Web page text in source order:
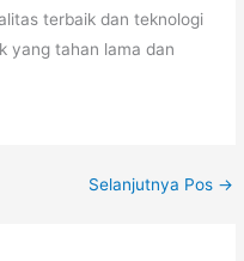
terbaik dan teknologi
yang tahan lama dan
Selanjutnya Pos →